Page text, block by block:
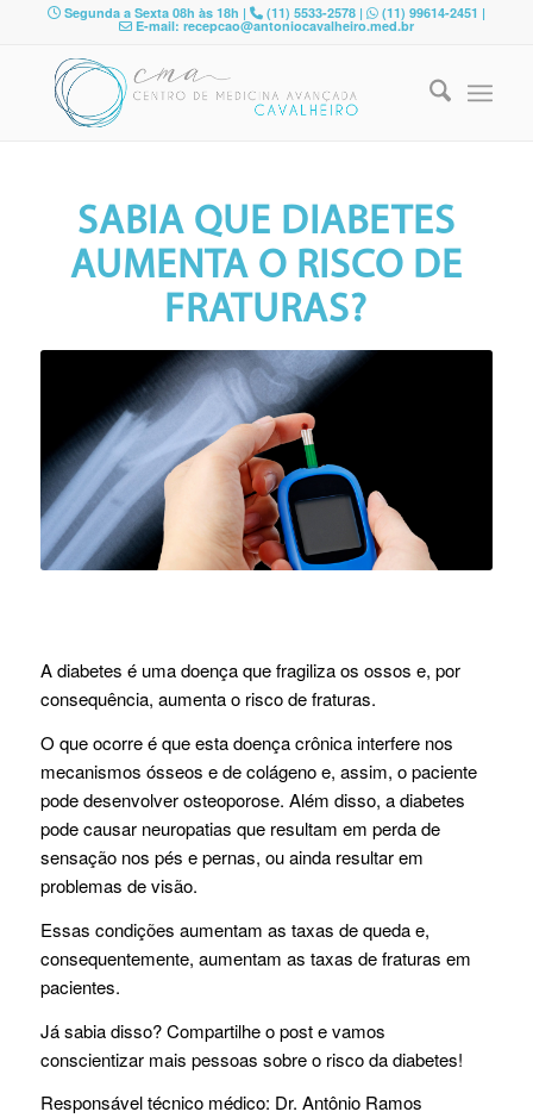
Segunda a Sexta 08h às 18h | (11) 5533-2578 | (11) 99614-2451 |
E-mail: recepcao@antoniocavalheiro.med.br
SABIA QUE DIABETES
AUMENTA O RISCO DE
FRATURAS?
A diabetes é uma doença que fragiliza os ossos e, por
consequência, aumenta o risco de fraturas.
O que ocorre é que esta doença crônica interfere nos
mecanismos ósseos e de colágeno e, assim, o paciente
pode desenvolver osteoporose. Além disso, a diabetes
pode causar neuropatias que resultam em perda de
sensação nos pés e pernas, ou ainda resultar em
problemas de visão.
Essas condições aumentam as taxas de queda e,
consequentemente, aumentam as taxas de fraturas em
pacientes.
Já sabia disso? Compartilhe o post e vamos
conscientizar mais pessoas sobre o risco da diabetes!
Responsável técnico médico: Dr. Antônio Ramos